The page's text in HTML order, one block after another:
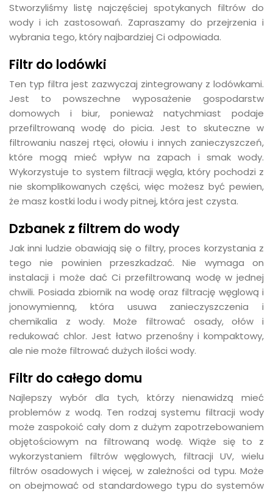
Stworzyliśmy listę najczęściej spotykanych filtrów do
wody i ich zastosowań. Zapraszamy do przejrzenia i
wybrania tego, który najbardziej Ci odpowiada.
Filtr do lodówki
Ten typ filtra jest zazwyczaj zintegrowany z lodówkami.
Jest to powszechne wyposażenie gospodarstw
domowych i biur, ponieważ natychmiast podaje
przefiltrowaną wodę do picia. Jest to skuteczne w
filtrowaniu naszej rtęci, ołowiu i innych zanieczyszczeń,
które mogą mieć wpływ na zapach i smak wody.
Wykorzystuje to system filtracji węgla, który pochodzi z
nie skomplikowanych części, więc możesz być pewien,
że masz kostki lodu i wody pitnej, która jest czysta.
Dzbanek z filtrem do wody
Jak inni ludzie obawiają się o filtry, proces korzystania z
tego nie powinien przeszkadzać. Nie wymaga on
instalacji i może dać Ci przefiltrowaną wodę w jednej
chwili. Posiada zbiornik na wodę oraz filtrację węglową i
jonowymienną, która usuwa zanieczyszczenia i
chemikalia z wody. Może filtrować osady, ołów i
redukować chlor. Jest łatwo przenośny i kompaktowy,
ale nie może filtrować dużych ilości wody.
Filtr do całego domu
Najlepszy wybór dla tych, którzy nienawidzą mieć
problemów z wodą. Ten rodzaj systemu filtracji wody
może zaspokoić cały dom z dużym zapotrzebowaniem
objętościowym na filtrowaną wodę. Wiąże się to z
wykorzystaniem filtrów węglowych, filtracji UV, wielu
filtrów osadowych i więcej, w zależności od typu. Może
on obejmować od standardowego typu do systemów